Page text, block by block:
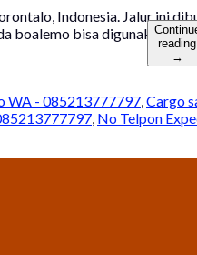
reading
→
Indonesia. Jalur ini
boalemo bisa digunakan
WA - 085213777797,Cargo
, No Telpon